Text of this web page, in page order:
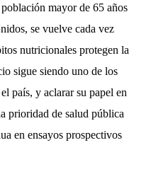
mayor de 65 años
se vuelve cada vez
nutricionales protegen la
sigue siendo uno de los
país, y aclarar su papel en
prioridad de salud pública
en ensayos prospectivos